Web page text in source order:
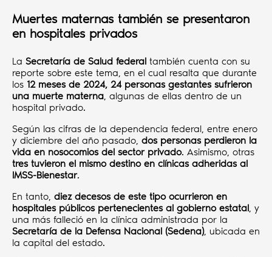
Muertes maternas también se presentaron
en hospitales privados
La Secretaría de Salud federal también cuenta con su
reporte sobre este tema, en el cual resalta que durante
los 12 meses de 2024, 24 personas gestantes sufrieron
una muerte materna , algunas de ellas dentro de un
hospital privado.
Según las cifras de la dependencia federal, entre enero
y diciembre del año pasado, dos personas perdieron la
vida en nosocomios del sector privado. Asimismo, otras
tres tuvieron el mismo destino en clínicas adheridas al
IMSS-Bienestar.
En tanto, diez decesos de este tipo ocurrieron en
hospitales públicos pertenecientes al gobierno estatal , y
una más falleció en la clínica administrada por la
Secretaría de la Defensa Nacional (Sedena), ubicada en
la capital del estado.